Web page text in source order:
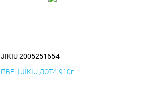
JIKIU 2005251654
ПВЕЦ JIKIU ДОТ4 910г